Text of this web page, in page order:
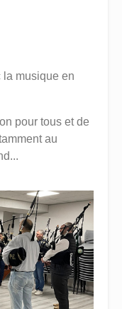
la musique en
pour tous et de
au